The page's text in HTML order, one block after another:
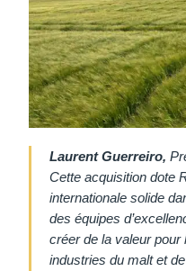
Laurent Guerreiro,
Cette acquisition dote
internationale solide
des équipes
créer de la valeur
industries du malt et